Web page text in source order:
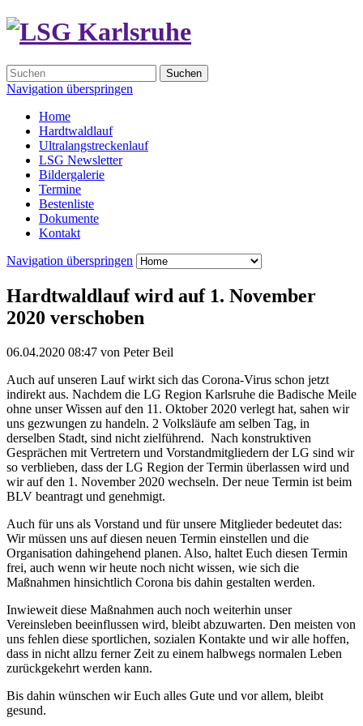
Suchen
Navigation überspringen
Home
Hardtwaldlauf
Ultralangstreckenlauf
LSG Newsletter
Bildergalerie
Termine
Bestenliste
Dokumente
Kontakt
Navigation überspringen
Hardtwaldlauf wird auf 1. November
2020 verschoben
06.04.2020 08:47 von Peter Beil
Auch auf unseren Lauf wirkt sich das Corona-Virus schon jetzt
indirekt aus. Nachdem die LG Region Karlsruhe die Badische Meile
ohne unser Wissen auf den 11. Oktober 2020 verlegt hat, sahen wir
uns gezwungen zu handeln. 2 Volksläufe am selben Tag, in
derselben Stadt, sind nicht zielführend. Nach konstruktiven
Gesprächen mit Vertretern und Vorstandmitgliedern der LG sind wir
so verblieben, dass der LG Region der Termin überlassen wird und
wir auf den 1. November 2020 wechseln. Der neue Termin ist beim
BLV beantragt und genehmigt.
Auch für uns als Vorstand und für unsere Mitglieder bedeutet das:
Wir müssen uns auf diesen neuen Termin einstellen und die
Organisation dahingehend planen. Also, haltet Euch diesen Termin
frei, auch wenn wir heute noch nicht wissen, wie sich die
Maßnahmen hinsichtlich Corona bis dahin gestalten werden.
Inwieweit diese Maßnahmen auch noch weiterhin unser
Vereinsleben beeinflussen wird, bleibt abzuwarten. Den meisten von
uns fehlen diese sportlichen, sozialen Kontakte und wir alle hoffen,
dass in nicht allzu ferner Zeit zu einem halbwegs normalen Leben
zurückgekehrt werden kann.
Bis dahin wünschen wir Euch alles Gute und vor allem, bleibt
gesund.